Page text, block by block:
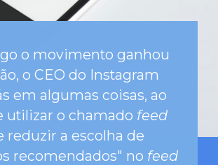
o movimento ganhou
o CEO do Instagram
em algumas coisas, ao
utilizar o chamado feed
reduzir a escolha de
recomendados" no feed